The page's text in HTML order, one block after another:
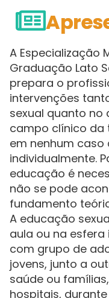
A Especialização
Graduação Lato
prepara o
intervenções
sexual quanto no
campo clínico da
em nenhum
individualmente.
educação é
não se pode
fundamento
A educação
aula ou na
com grupo de
jovens, junto a
saúde ou
hospitais,